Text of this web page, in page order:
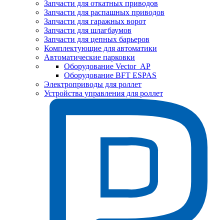
Запчасти для откатных приводов
Запчасти для распашных приводов
Запчасти для гаражных ворот
Запчасти для шлагбаумов
Запчасти для цепных барьеров
Комплектующие для автоматики
Автоматические парковки
Оборудование Vector_AP
Оборудование BFT ESPAS
Электроприводы для роллет
Устройства управления для роллет